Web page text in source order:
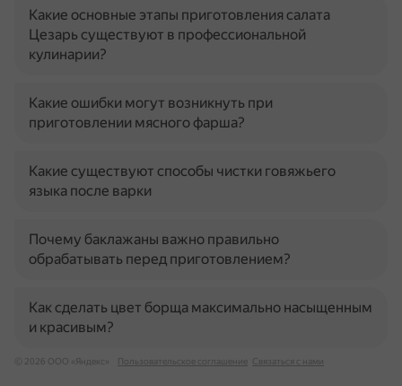
Какие основные этапы приготовления салата
Цезарь существуют в профессиональной
кулинарии?
Какие ошибки могут возникнуть при
приготовлении мясного фарша?
Какие существуют способы чистки говяжьего
языка после варки
Почему баклажаны важно правильно
обрабатывать перед приготовлением?
Как сделать цвет борща максимально насыщенным
и красивым?
© 2026 ООО «Яндекс» Пользовательское соглашение Связаться с нами